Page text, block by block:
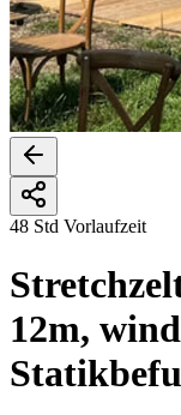
48 Std Vorlaufzeit
12m,